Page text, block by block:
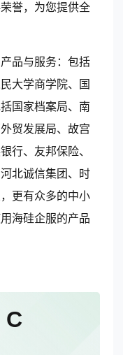
誉，为您提供全
品与服务：包括
大学商学院、国
国家档案局、南
贸发展局、故宫
行、友邦保险、
北诚信集团、时
更有众多的中小
海硅企服的产品